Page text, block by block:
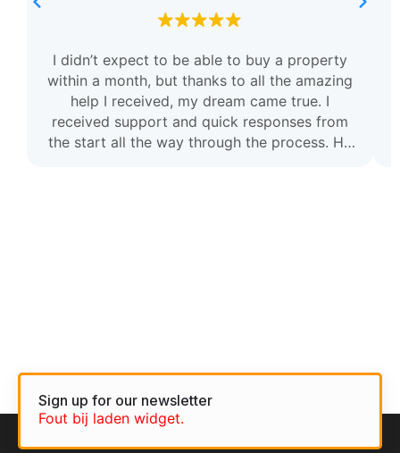
I didn’t expect to be able to buy a property
within a month, but thanks to all the amazing
help I received, my dream came true. I
received support and quick responses from
the start all the way through the process. He
Sign up for our newsletter
Fout bij laden widget.